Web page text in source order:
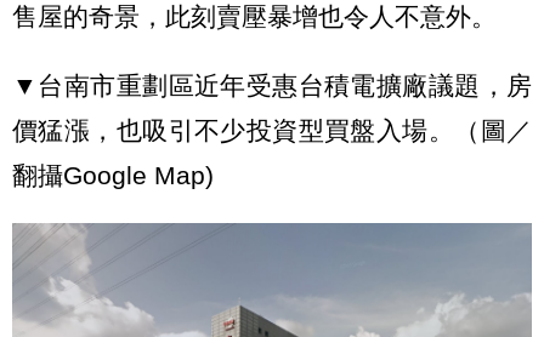
售屋的奇景，此刻賣壓暴增也令人不意外。
▼台南市重劃區近年受惠台積電擴廠議題，房
價猛漲，也吸引不少投資型買盤入場。（圖／
翻攝Google Map)